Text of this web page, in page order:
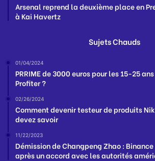
Arsenal reprend la deuxième place en
à Kai Havertz
Sujets Chauds
01/04/2024
PRRIME de 3000 euros pour les 15-25
Profiter ?
02/26/2024
Comment devenir testeur de produits
devez savoir
11/22/2023
Démission de Changpeng Zhao :
après un accord avec les autorités